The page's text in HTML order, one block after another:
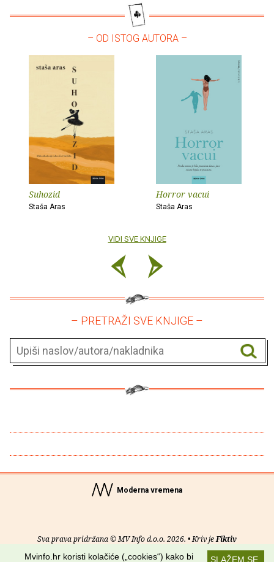
– OD ISTOG AUTORA –
Suhozid
Staša Aras
Horror vacui
Staša Aras
VIDI SVE KNJIGE
– PRETRAŽI SVE KNJIGE –
Moderna vremena
Sva prava pridržana © MV Info d.o.o. 2026. • Kriv jeFiktiv
SLAŽEM SE
Mvinfo.hr koristi kolačiće („cookies“) kako bi